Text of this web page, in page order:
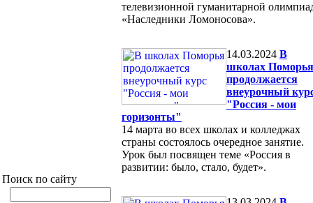
Поиск по сайту
телевизионной гуманитарной
«Наследники Ломоносова».
14.03.2024 В
школах Поморья
продолжается
внеурочный
"Россия - мои
горизонты"
14 марта во всех школах и колледжах
страны состоялось очередное занятие.
Урок был посвящен теме «Россия в
развитии: было, стало, будет».